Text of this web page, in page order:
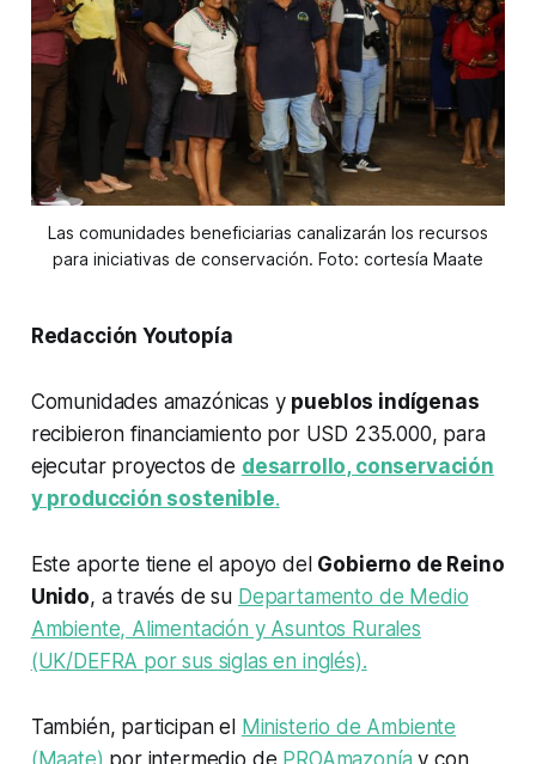
Las comunidades beneficiarias canalizarán los recursos
para iniciativas de conservación. Foto: cortesía Maate
Redacción Youtopía
Comunidades amazónicas y pueblos indígenas
recibieron financiamiento por USD 235.000, para
ejecutar proyectos de desarrollo, conservación
y producción sostenible.
Este aporte tiene el apoyo del Gobierno de Reino
Unido, a través de su Departamento de Medio
Ambiente, Alimentación y Asuntos Rurales
(UK/DEFRA por sus siglas en inglés).
También, participan el
Ministerio de Ambiente